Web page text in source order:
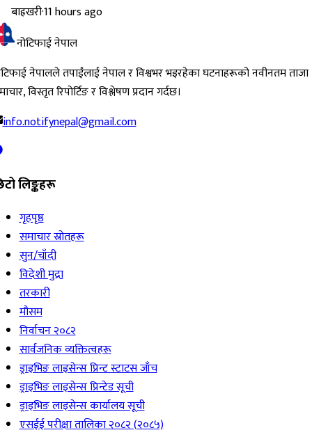
बाह्रखरी·11 hours ago
नोटिफाई नेपाल
नेपालले तपाईंलाई नेपाल र विश्वभर भइरहेका घटनाहरूको नवीनतम ताजा
विस्तृत रिपोर्टिङ र विश्लेषण प्रदान गर्दछ।
info.notifynepal@gmail.com
लिङ्कहरू
गृहपृष्ठ
समाचार स्रोतहरू
सुन/चाँदी
विदेशी मुद्रा
तरकारी
मौसम
निर्वाचन २०८२
सार्वजनिक व्यक्तित्वहरू
ड्राइभिङ लाइसेन्स प्रिन्ट स्टाटस जाँच
ड्राइभिङ लाइसेन्स प्रिन्टेड सूची
ड्राइभिङ लाइसेन्स कार्यालय सूची
एसईई परीक्षा तालिका २०८२ (२०८५)